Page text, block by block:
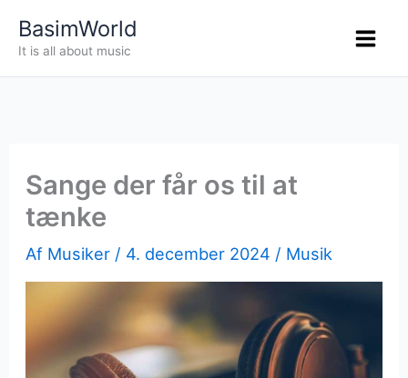
BasimWorld
It is all about music
Sange der får os til at
tænke
Af Musiker / 4. december 2024 / Musik